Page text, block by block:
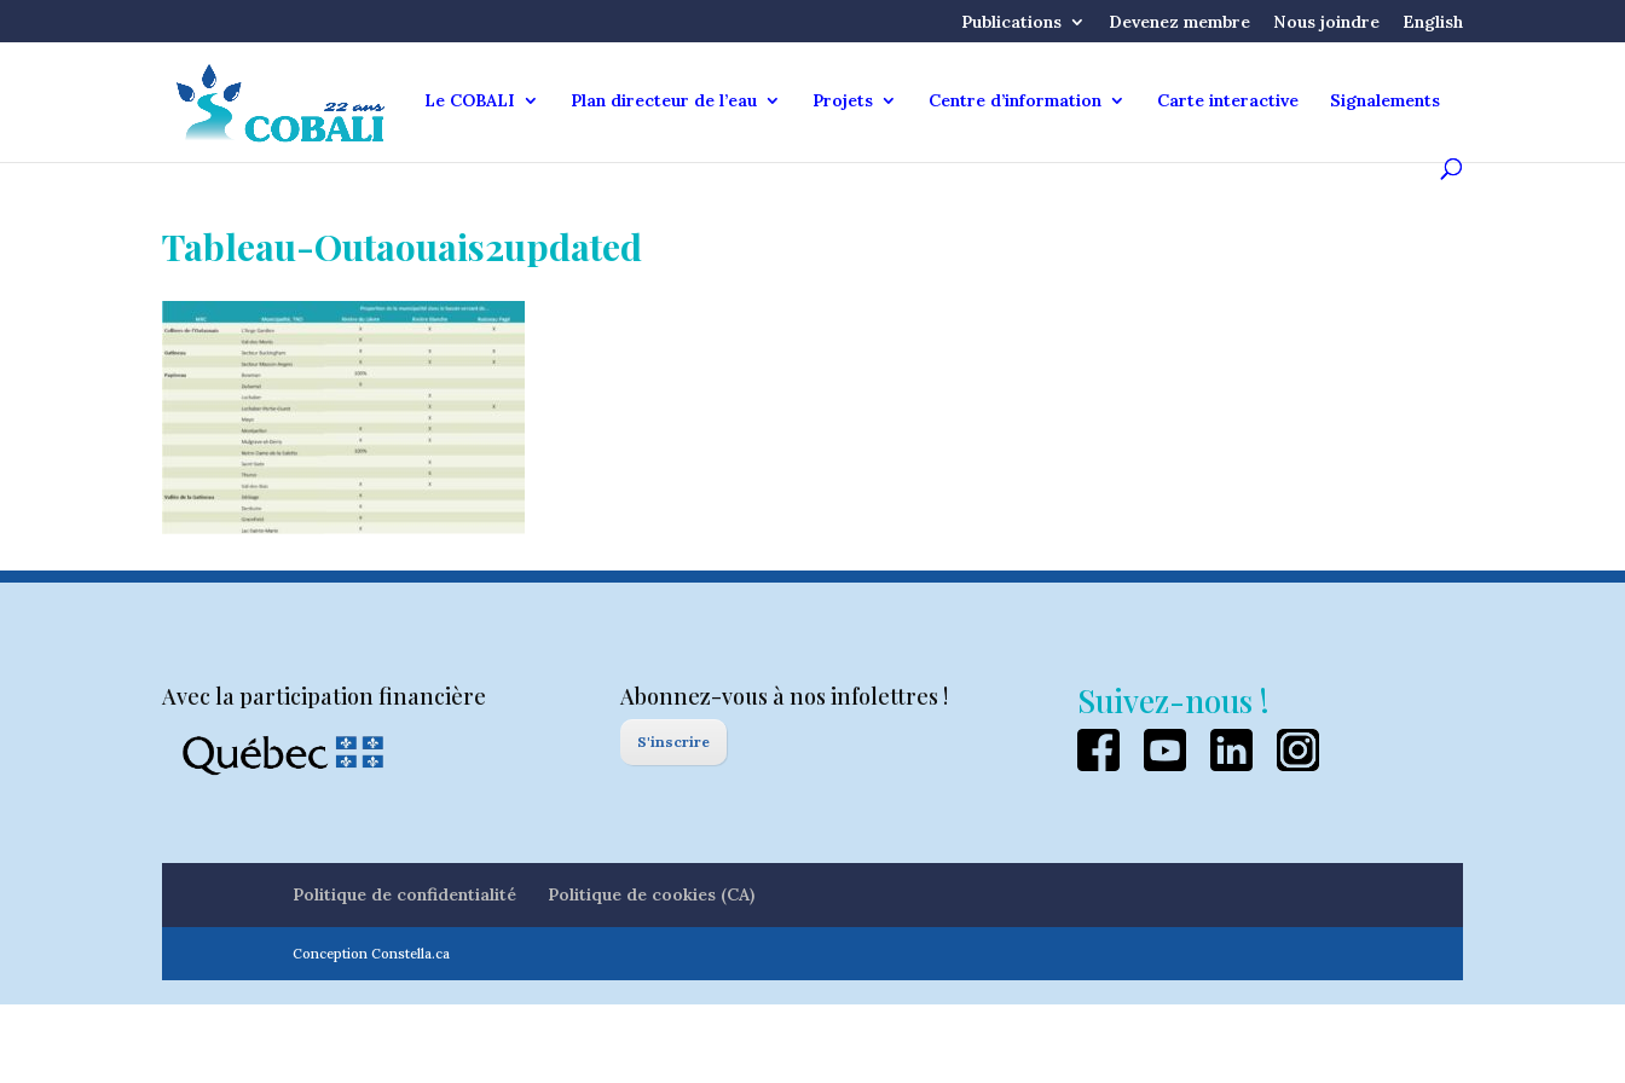
Publications Devenez membre Nous joindre English
Le COBALI Plan directeur de l’eau Projets Centre d’information Carte interactive Signalements
Tableau-Outaouais2updated
Avec la participation financière Abonnez-vous à nos infolettres !
S'inscrire
Suivez-nous !
Politique de confidentialité Politique de cookies (CA)
Conception Constella.ca